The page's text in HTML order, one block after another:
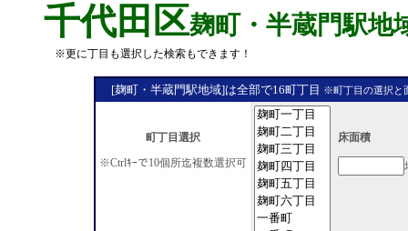
千代田区麹町・半蔵門駅地
※更に丁目も選択した検索もできます！
[麹町・半蔵門駅地域]は全部で16町丁目 ※町丁目の選択と
町丁目選択
※Ctrlｷｰで10個所迄複数選択可
床面積